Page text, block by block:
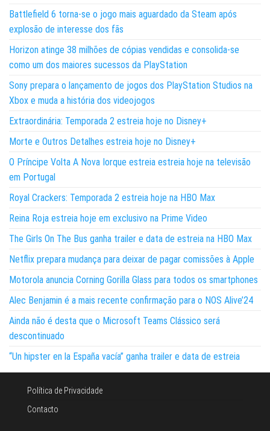
Battlefield 6 torna-se o jogo mais aguardado da Steam após
explosão de interesse dos fãs
Horizon atinge 38 milhões de cópias vendidas e consolida-se
como um dos maiores sucessos da PlayStation
Sony prepara o lançamento de jogos dos PlayStation Studios na
Xbox e muda a história dos videojogos
Extraordinária: Temporada 2 estreia hoje no Disney+
Morte e Outros Detalhes estreia hoje no Disney+
O Príncipe Volta A Nova Iorque estreia estreia hoje na televisão
em Portugal
Royal Crackers: Temporada 2 estreia hoje na HBO Max
Reina Roja estreia hoje em exclusivo na Prime Video
The Girls On The Bus ganha trailer e data de estreia na HBO Max
Netflix prepara mudança para deixar de pagar comissões à Apple
Motorola anuncia Corning Gorilla Glass para todos os smartphones
Alec Benjamin é a mais recente confirmação para o NOS Alive’24
Ainda não é desta que o Microsoft Teams Clássico será
descontinuado
“Un hipster en la España vacía” ganha trailer e data de estreia
Política de Privacidade
Contacto